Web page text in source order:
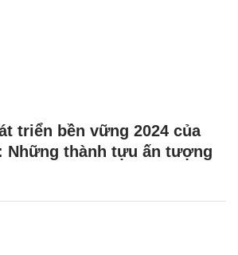
triển bền vững 2024 của
Những thành tựu ấn tượng